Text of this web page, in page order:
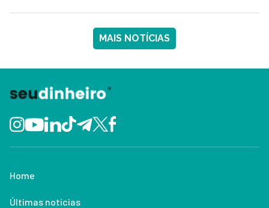
MAIS NOTÍCIAS
Home
Últimas notícias